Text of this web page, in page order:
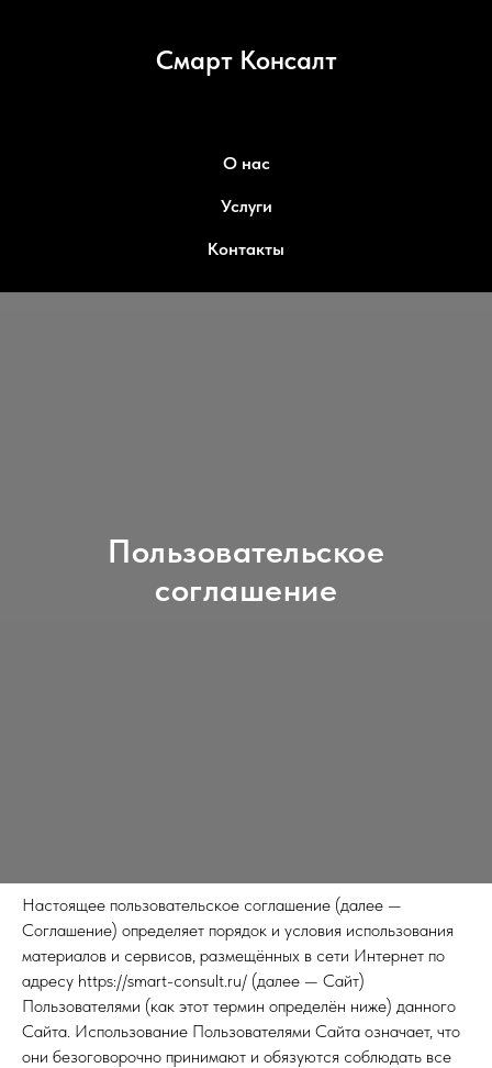
Смарт Консалт
О нас
Услуги
Контакты
Пользовательское
соглашение
Настоящее пользовательское соглашение (далее —
Соглашение) определяет порядок и условия использования
материалов и сервисов, размещённых в сети Интернет по
адресу https://smart-consult.ru/ (далее — Сайт)
Пользователями (как этот термин определён ниже) данного
Сайта. Использование Пользователями Сайта означает, что
они безоговорочно принимают и обязуются соблюдать все